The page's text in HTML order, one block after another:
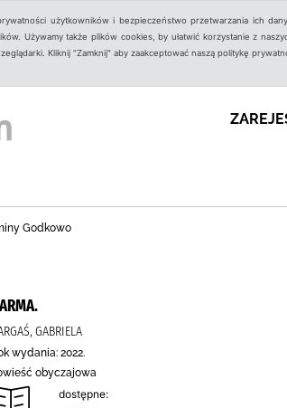
użytkowników i bezpieczeństwo przetwarzania ich
Używamy także plików cookies, by ułatwić korzystanie z
Kliknij "Zamknij" aby zaakceptować naszą politykę
Godkowo
GABRIELA
wydania: 2022.
obyczajowa
dostępne: